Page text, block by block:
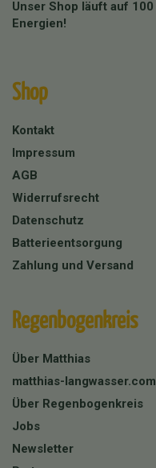
Unser Shop läuft auf
Energien!
Shop
Kontakt
Impressum
AGB
Widerrufsrecht
Datenschutz
Batterieentsorgung
Zahlung und Versand
Regenbogenkreis
Über Matthias
matthias-langwasser.com
Über Regenbogenkreis
Jobs
Newsletter